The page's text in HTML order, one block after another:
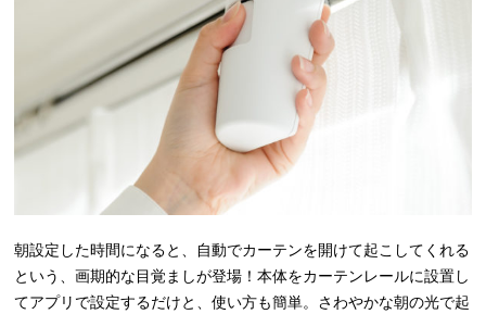
朝設定した時間になると、自動でカーテンを開けて起こしてくれる
という、画期的な目覚ましが登場！本体をカーテンレールに設置し
てアプリで設定するだけと、使い方も簡単。さわやかな朝の光で起